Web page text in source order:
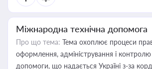
Міжнародна технічна допомога
Про що тема: Тема охоплює процеси
оформлення, адміністрування і контролю
допомоги, що надається Україні з-за